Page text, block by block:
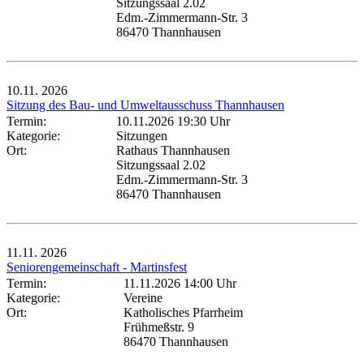
Sitzungssaal 2.02
Edm.-Zimmermann-Str. 3
86470 Thannhausen
10.11. 2026
Sitzung des Bau- und Umweltausschuss Thannhausen
Termin:
10.11.2026 19:30 Uhr
Kategorie:
Sitzungen
Ort:
Rathaus Thannhausen
Sitzungssaal 2.02
Edm.-Zimmermann-Str. 3
86470 Thannhausen
11.11. 2026
Seniorengemeinschaft - Martinsfest
Termin:
11.11.2026 14:00 Uhr
Kategorie:
Vereine
Ort:
Katholisches Pfarrheim
Frühmeßstr. 9
86470 Thannhausen